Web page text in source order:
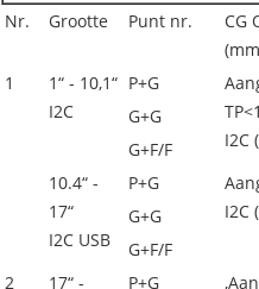
Nr. Grootte Punt nr.
CG
1
1“ - 10,1“
I2C
P+G
I2C
G+G
G+F/F
10.4“ -
17“
I2C USB
P+G
I2C
G+G
G+F/F
2
17“ - P+G